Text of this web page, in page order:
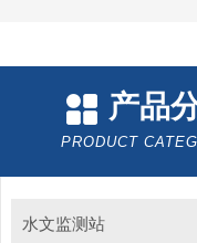
产品
PRODUCT
水文监测站